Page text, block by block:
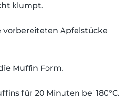
klumpt.
vorbereiteten Apfelstücke
Muffin Form.
für 20 Minuten bei 180°C.